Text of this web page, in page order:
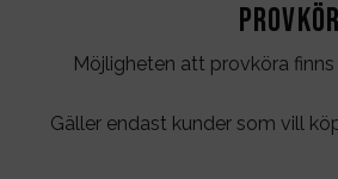
Möjligheten att provköra finns
Gäller endast kunder som vill